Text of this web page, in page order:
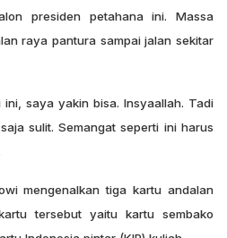
presiden petahana ini. Massa
raya pantura sampai jalan sekitar
ini, saya yakin bisa. Insyaallah. Tadi
sulit. Semangat seperti ini harus
mengenalkan tiga kartu andalan
tersebut yaitu kartu sembako